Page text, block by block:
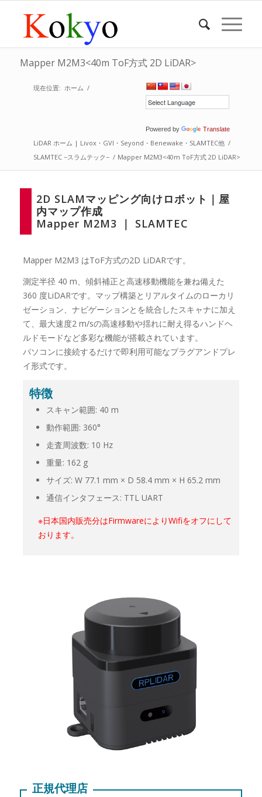
Mapper M2M3<40m ToF方式 2D LiDAR>
Powered by Translate
現在位置: ホーム /
LiDAR ホーム | Livox・GVI・Seyond・Benewake・SLAMTEC他 /
SLAMTEC −スラムテック− / Mapper M2M3<40m ToF方式 2D LiDAR>
2D SLAMマッピング向けロボット｜屋
内マップ作成
Mapper M2M3 ｜ SLAMTEC
Mapper M2M3 はToF方式の2D LiDARです。
測定半径 40 m、傾斜補正と高速移動機能を兼ね備えた
360 度LiDARです。マップ構築とリアルタイムのローカリ
ゼーション、ナビゲーションとを統合したスキャナに加え
て、最大速度2 m/sの高速移動や揺れに耐え得るハンドヘ
ルドモードなど多彩な機能が搭載されています。
パソコンに接続するだけで即利用可能なプラグアンドプレ
イ形式です。
特徴
スキャン範囲: 40 m
動作範囲: 360°
走査周波数: 10 Hz
重量: 162 g
サイズ: W 77.1 mm × D 58.4 mm × H 65.2 mm
通信インタフェース: TTL UART
※日本国内販売分はFirmwareによりWifiをオフにして
おります。
正規代理店